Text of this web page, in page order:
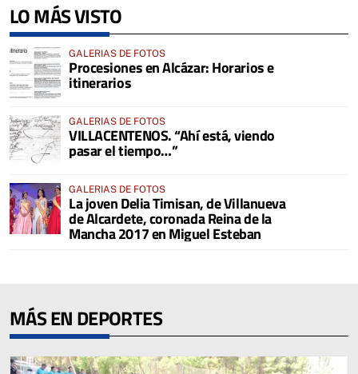
LO MÁS VISTO
GALERIAS DE FOTOS
Procesiones en Alcázar: Horarios e
itinerarios
GALERIAS DE FOTOS
VILLACENTENOS. “Ahí está, viendo
pasar el tiempo…”
GALERIAS DE FOTOS
La joven Delia Timisan, de Villanueva
de Alcardete, coronada Reina de la
Mancha 2017 en Miguel Esteban
MÁS EN DEPORTES